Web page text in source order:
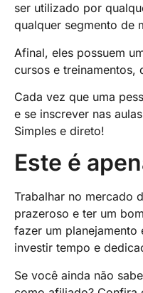
ser utilizado por
qualquer segmento de
Afinal, eles possuem
cursos e treinamentos,
Cada vez que uma
e se inscrever nas
Simples e direto!
Este é
Trabalhar no mercado
prazeroso e ter um
fazer um
investir tempo e
Se você ainda não